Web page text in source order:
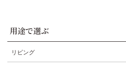
用途で選ぶ
リビング